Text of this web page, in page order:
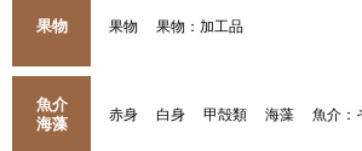
果物 果物 果物：加工品
魚介
海藻
赤身 白身 甲殻類 海藻 魚介：